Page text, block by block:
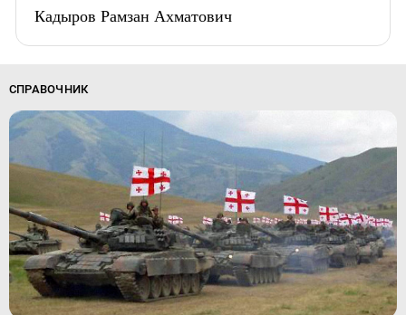
Кадыров Рамзан Ахматович
СПРАВОЧНИК